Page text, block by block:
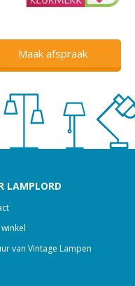
Maak afspraak
LAMPLORD
van Vintage Lampen